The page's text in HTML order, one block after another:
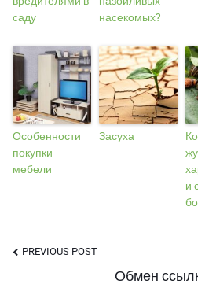
саду
насекомых?
Особенности
покупки
мебели
Засуха
и
Post
PREVIOUS POST
Обмен